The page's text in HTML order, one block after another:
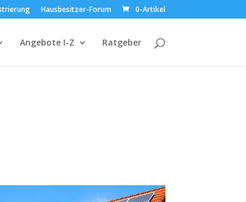
Hausbesitzer-Forum 0-Artikel
Angebote I-Z Ratgeber